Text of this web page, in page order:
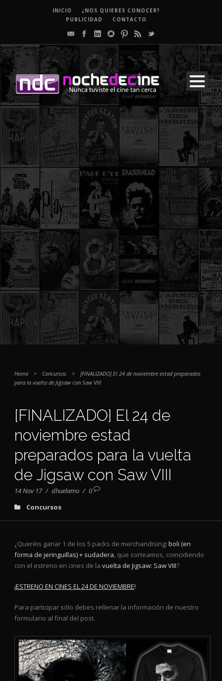
INICIO
¿NOS QUIERES CONOCER?
PUBLICIDAD
CONTACTO
Home > Concursos >
[FINALIZADO] El 24 de noviembre estad preparados
para la vuelta de Jigsaw con Saw VIII
[FINALIZADO] El 24 de
noviembre estad
preparados para la vuelta
de Jigsaw con Saw VIII
14 Nov 17 / dhuelamo / 0
Concursos
¿Queréis ganar 1 de los 5 packs de merchandising: boli (en
forma de jeringuillas) + sudadera, que sorteamos, coincidiendo
con el estreno en cines de la vuelta de Jigsaw: Saw VIII?
¡ESTRENO EN CINES EL 24 DE NOVIEMBRE!
Para participar sólo debes rellenar la información de nuestro
formulario al final del post.